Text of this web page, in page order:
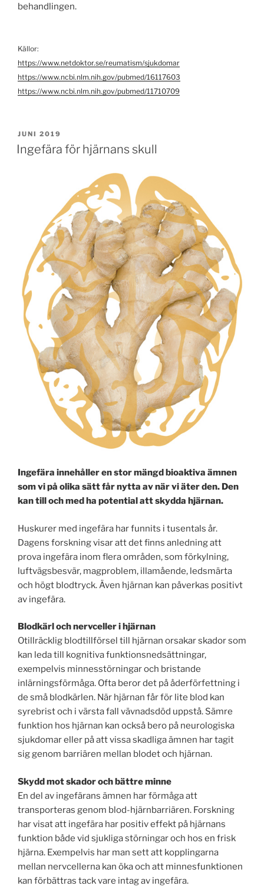
behandlingen.
Källor:
https://www.netdoktor.se/reumatism/sjukdomar
https://www.ncbi.nlm.nih.gov/pubmed/16117603
https://www.ncbi.nlm.nih.gov/pubmed/11710709
PUBLICERAT
JUNI 2019
Ingefära för hjärnans skull
Ingefära innehåller en stor mängd bioaktiva ämnen
som vi på olika sätt får nytta av när vi äter den. Den
kan till och med ha potential att skydda hjärnan.
Huskurer med ingefära har funnits i tusentals år.
Dagens forskning visar att det finns anledning att
prova ingefära inom flera områden, som förkylning,
luftvägsbesvär, mag­problem, illamående, ledsmärta
och högt blodtryck. Även hjärnan kan påverkas positivt
av ingefära.
Blodkärl och nervceller i hjärnan
Otillräcklig blodtillförsel till hjärnan orsakar skador som
kan leda till kognitiva funktionsnedsättningar,
exempelvis minnesstörningar och bristande
inlärningsförmåga. Ofta beror det på åderförfettning i
de små blodkärlen. När hjärnan får för lite blod kan
syrebrist och i värsta fall vävnadsdöd uppstå. Sämre
funktion hos hjärnan kan också bero på neurologiska
sjukdomar eller på att vissa skadliga ämnen har tagit
sig genom barriären mellan blodet och hjärnan.
Skydd mot skador och bättre minne
En del av ingefärans ämnen har förmåga att
transporteras genom blod-hjärnbarriären. Forskning
har visat att ingefära har positiv effekt på hjärnans
funktion både vid sjukliga störningar och hos en frisk
hjärna. Exempelvis har man sett att kopplingarna
mellan nervcellerna kan öka och att minnesfunktionen
kan förbättras tack vare intag av ingefära.